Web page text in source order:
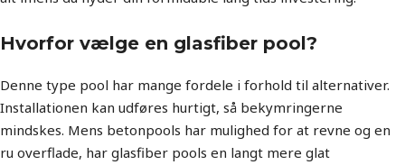
Hvorfor vælge en glasfiber pool?
Denne type pool har mange fordele i forhold til alternativer.
Installationen kan udføres hurtigt, så bekymringerne
mindskes. Mens betonpools har mulighed for at revne og en
ru overflade, har glasfiber pools en langt mere glat